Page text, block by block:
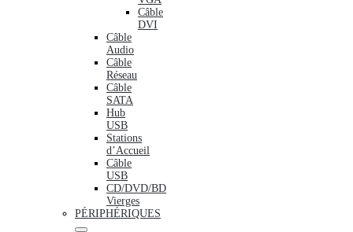
Câble
DVI
Câble
Audio
Câble
Réseau
Câble
SATA
Hub
USB
Stations
d’Accueil
Câble
USB
CD/DVD/BD
Vierges
PÉRIPHÉRIQUES